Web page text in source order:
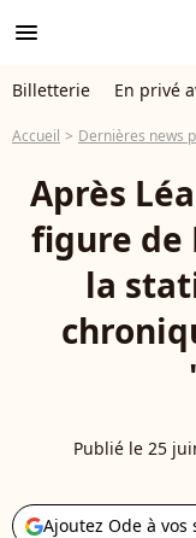
menu
Billetterie En privé
Accueil Dernières news
Après
figure de
la
Publié le 25
Ajoutez Ode à